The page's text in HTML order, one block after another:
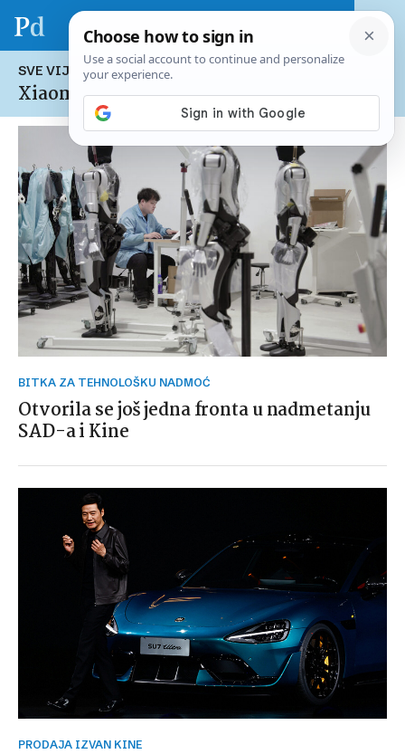
SVE VIJESTI NA TEMU:
Xiaomi
BITKA ZA TEHNOLOŠKU NADMOĆ
Otvorila se još jedna fronta u nadmetanju
SAD-a i Kine
PRODAJA IZVAN KINE